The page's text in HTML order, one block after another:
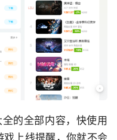
的全部内容，快使用